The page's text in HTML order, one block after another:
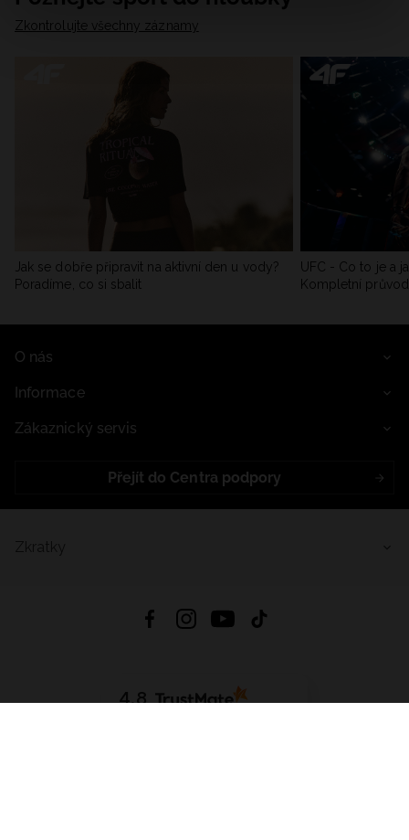
Zkontrolujte všechny záznamy
Jak se dobře připravit na aktivní den u vody?
Poradíme, co si sbalit
UFC - Co to je a
Kompletní
O nás
Informace
Zákaznický servis
Přejít do Centra podpory
4.8